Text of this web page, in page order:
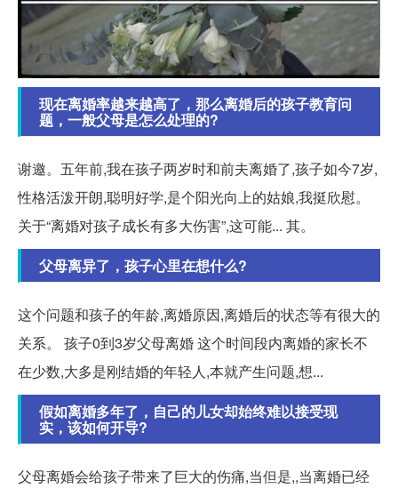
现在离婚率越来越高了，那么离婚后的孩子教育问
题，一般父母是怎么处理的?
谢邀。五年前,我在孩子两岁时和前夫离婚了,孩子如今7岁,
性格活泼开朗,聪明好学,是个阳光向上的姑娘,我挺欣慰。
关于“离婚对孩子成长有多大伤害”,这可能... 其。
父母离异了，孩子心里在想什么?
这个问题和孩子的年龄,离婚原因,离婚后的状态等有很大的
关系。 孩子0到3岁父母离婚 这个时间段内离婚的家长不
在少数,大多是刚结婚的年轻人,本就产生问题,想...
假如离婚多年了，自己的儿女却始终难以接受现
实，该如何开导?
父母离婚会给孩子带来了巨大的伤痛,当但是,,当离婚已经